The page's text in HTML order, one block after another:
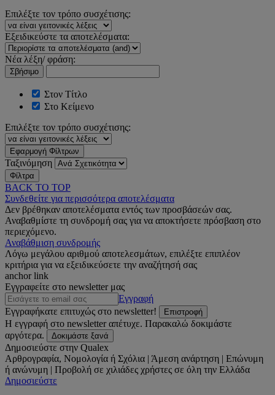
Επιλέξτε τον τρόπο συσχέτισης:
Εξειδικεύστε τα αποτελέσματα:
Νέα λέξη/ φράση:
Σβήσιμο
Στον Τίτλο
Στο Κείμενο
Επιλέξτε τον τρόπο συσχέτισης:
Εφαρμογή Φίλτρων
Ταξινόμηση
Φίλτρα
BACK TO TOP
Συνδεθείτε για περισσότερα αποτελέσματα
Δεν βρέθηκαν αποτελέσματα εντός των προσβάσεών σας.
Αναβαθμίστε τη συνδρομή σας για να αποκτήσετε πρόσβαση στο
περιεχόμενο.
Αναβάθμιση συνδρομής
Λόγω μεγάλου αριθμού αποτελεσμάτων, επιλέξτε επιπλέον
κριτήρια για να εξειδικεύσετε την αναζήτησή σας
anchor link
Εγγραφείτε στο newsletter μας
Εγγραφή
Εγγραφήκατε επιτυχώς στο newsletter!
Επιστροφή
Η εγγραφή στο newsletter απέτυχε. Παρακαλώ δοκιμάστε
αργότερα.
Δοκιμάστε ξανά
Δημοσιεύστε στην Qualex
Αρθρογραφία, Νομολογία ή Σχόλια | Άμεση ανάρτηση | Επώνυμη
ή ανώνυμη | Προβολή σε χιλιάδες χρήστες σε όλη την Ελλάδα
Δημοσιεύστε